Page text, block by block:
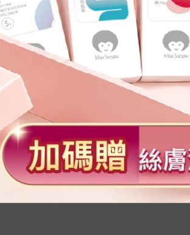
立即選購
活力能量胺基酸+鋅膠囊 60粒/盒